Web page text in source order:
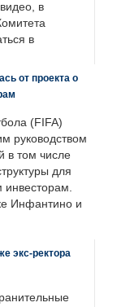
в
в
от проекта о
(FIFA)
руководством
в том числе
для
инвесторам.
Инфантино и
экс-ректора